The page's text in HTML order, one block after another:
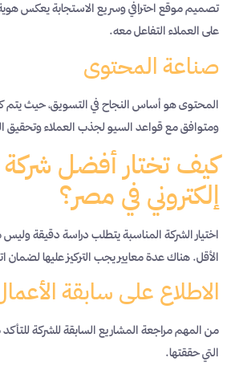
تصميم موقع احترافي وسريع الاستجابة يعكس هوية
على العملاء التفاعل معه.
صناعة المحتوى
المحتوى هو أساس النجاح في التسويق، حيث يتم
ومتوافق مع قواعد السيو لجذب العملاء وتحقيق
كيف تختار أفضل
إلكتروني في مصر؟
اختيار الشركة المناسبة يتطلب دراسة دقيقة
الأقل. هناك عدة معايير يجب التركيز عليها لضمان
الاطلاع على سابقة
من المهم مراجعة المشاريع السابقة للشركة
التي حققتها.